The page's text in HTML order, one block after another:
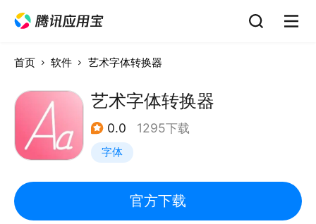
首页 软件 艺术字体转换器
艺术字体转换器
0.0 1295下载
字体
官方下载